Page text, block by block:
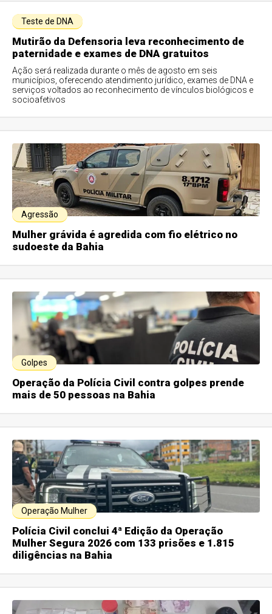
Teste de DNA
Mutirão da Defensoria leva reconhecimento de
paternidade e exames de DNA gratuitos
Ação será realizada durante o mês de agosto em seis
municípios, oferecendo atendimento jurídico, exames de DNA e
serviços voltados ao reconhecimento de vínculos biológicos e
socioafetivos
Agressão
Mulher grávida é agredida com fio elétrico no
sudoeste da Bahia
Golpes
Operação da Polícia Civil contra golpes prende
mais de 50 pessoas na Bahia
Operação Mulher
Polícia Civil conclui 4ª Edição da Operação
Mulher Segura 2026 com 133 prisões e 1.815
diligências na Bahia